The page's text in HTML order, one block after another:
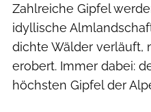
Zahlreiche Gipfel
idyllische
dichte Wälder verläuft,
erobert. Immer dabei:
höchsten Gipfel der